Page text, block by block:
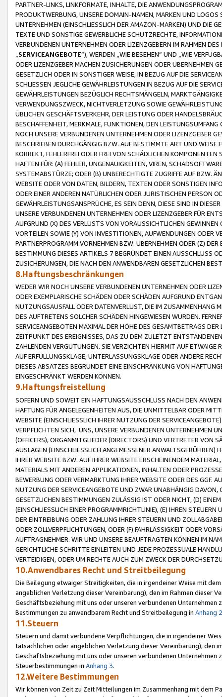
PARTNER-LINKS, LINKFORMATE, INHALTE, DIE
PRODUKTWERBUNG, UNSERE DOMAIN-NAMEN, MARKEN UND
UNTERNEHMEN (EINSCHLIESSLICH DER AMAZON-MARKEN) UND DIE
TEXTE UND SONSTIGE GEWERBLICHE SCHUTZRECHTE,
VERBUNDENEN UNTERNEHMEN ODER LIZENZGEBERN IM RAHMEN
SERVICEANGEBOTE“), WERDEN „WIE BESEHEN“ UND „WIE
ODER LIZENZGEBER MACHEN ZUSICHERUNGEN ODER ÜBERNEHMEN
GESETZLICH ODER IN SONSTIGER WEISE, IN BEZUG AUF DIE
SCHLIESSEN JEGLICHE GEWÄHRLEISTUNGEN IN BEZUG AUF DIE
GEWÄHRLEISTUNGEN BEZÜGLICH RECHTSMÄNGELN,
VERWENDUNGSZWECK, NICHTVERLETZUNG SOWIE
ÜBLICHEN GESCHÄFTSVERKEHR, DER LEISTUNG ODER
BESCHAFFENHEIT, MERKMALE, FUNKTIONEN, DEN
NOCH UNSERE VERBUNDENEN UNTERNEHMEN ODER LIZENZGEBER
BESCHRIEBEN DURCHGÄNGIG BZW. AUF BESTIMMTE ART UND
KORREKT, FEHLERFREI ODER FREI VON SCHÄDLICHEN
HAFTEN FÜR: (A) FEHLER, UNGENAUIGKEITEN, VIREN,
SYSTEMABSTÜRZE; ODER (B) UNBERECHTIGTE ZUGRIFFE AUF BZW.
WEBSITE ODER VON DATEN, BILDERN, TEXTEN ODER SONSTIGEN
ODER EINER ANDEREN NATÜRLICHEN ODER JURISTISCHEN PERSON
GEWÄHRLEISTUNGSANSPRÜCHE, ES SEIN DENN, DIESE SIND IN
UNSERE VERBUNDENEN UNTERNEHMEN ODER LIZENZGEBER FÜR
AUFGRUND (X) DES VERLUSTS VON VORAUSSICHTLICHEN
VORTEILEN SOWIE (Y) VON INVESTITIONEN, AUFWENDUNGEN ODER
PARTNERPROGRAMM VORNEHMEN BZW. ÜBERNEHMEN ODER (Z)
BESTIMMUNG DIESES ARTIKELS 7 BEGRÜNDET EINEN AUSSCHLUSS
ZUSICHERUNGEN, DIE NACH DEN ANWENDBAREN GESETZLICHEN
8.Haftungsbeschränkungen
WEDER WIR NOCH UNSERE VERBUNDENEN UNTERNEHMEN ODER
ODER EXEMPLARISCHE SCHÄDEN ODER SCHÄDEN AUFGRUND
NUTZUNGSAUSFALL ODER DATENVERLUST, DIE IM ZUSAMMENHANG
DES AUFTRETENS SOLCHER SCHÄDEN HINGEWIESEN WURDEN.
SERVICEANGEBOTEN MAXIMAL DER HÖHE DES GESAMTBETRAGS
ZEITPUNKT DES EREIGNISSES, DAS ZU DEM ZULETZT
ZAHLENDEN VERGÜTUNGEN. SIE VERZICHTEN HIERMIT AUF
AUF ERFÜLLUNGSKLAGE, UNTERLASSUNGSKLAGE ODER ANDERE
DIESES ABSATZES BEGRÜNDET EINE EINSCHRÄNKUNG VON
EINGESCHRÄNKT WERDEN KÖNNEN.
9.Haftungsfreistellung
SOFERN UND SOWEIT EIN HAFTUNGSAUSSCHLUSS NACH DEN
HAFTUNG FÜR ANGELEGENHEITEN AUS, DIE UNMITTELBAR ODER
WEBSITE (EINSCHLIESSLICH IHRER NUTZUNG DER
VERPFLICHTEN SICH, UNS, UNSERE VERBUNDENEN UNTERNEHMEN
(OFFICERS), ORGANMITGLIEDER (DIRECTORS) UND VERTRETER VON
AUSLAGEN (EINSCHLIESSLICH ANGEMESSENER
IHRER WEBSITE BZW. AUF IHRER WEBSITE ERSCHEINENDEM
MATERIALS MIT ANDEREN APPLIKATIONEN, INHALTEN ODER
BEWERBUNG ODER VERMARKTUNG IHRER WEBSITE ODER DES GGF.
NUTZUNG DER SERVICEANGEBOTE UND ZWAR UNABHÄNGIG
GESETZLICHEN BESTIMMUNGEN ZULÄSSIG IST ODER NICHT, (D)
(EINSCHLIESSLICH EINER PROGRAMMRICHTLINIE), (E) IHREN
DER EINTREIBUNG ODER ZAHLUNG IHRER STEUERN UND
ODER ZOLLVERPFLICHTUNGEN, ODER (F) FAHRLÄSSIGKEIT ODER
AUFTRAGNEHMER. WIR UND UNSERE BEAUFTRAGTEN KÖNNEN IM
GERICHTLICHE SCHRITTE EINLEITEN UND JEDE PROZESSUALE
VERTEIDIGEN, ODER UM RECHTE AUCH ZUM ZWECK DER
10.Anwendbares Recht und Streitbeilegung
Die Beilegung etwaiger Streitigkeiten, die in irgendeiner Weise mit
angeblichen Verletzung dieser Vereinbarung), den im Rahmen dieser
Geschäftsbeziehung mit uns oder unseren verbundenen
Bestimmungen zu anwendbarem Recht und Streitbeilegung in Anhang 2
11.Steuern
Steuern und damit verbundene Verpflichtungen, die in irgendeiner
tatsächlichen oder angeblichen Verletzung dieser Vereinbarung), den
Geschäftsbeziehung mit uns oder unseren verbundenen
Steuerbestimmungen in Anhang 3.
12.Weitere Bestimmungen
Wir können von Zeit zu Zeit Mitteilungen im Zusammenhang mit dem